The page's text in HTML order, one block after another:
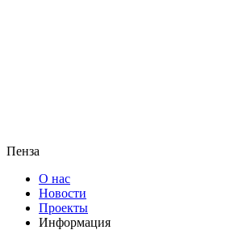
Пенза
О нас
Новости
Проекты
Информация